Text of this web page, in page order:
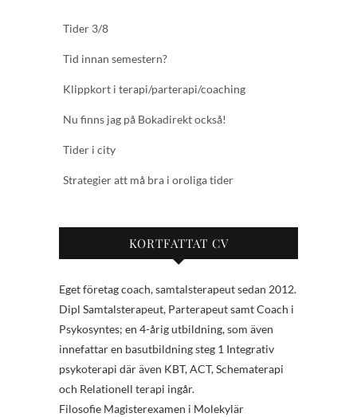
Tider 3/8
Tid innan semestern?
Klippkort i terapi/parterapi/coaching
Nu finns jag på Bokadirekt också!
Tider i city
Strategier att må bra i oroliga tider
KORTFATTAT CV
Eget företag coach, samtalsterapeut sedan 2012.
Dipl Samtalsterapeut, Parterapeut samt Coach i
Psykosyntes; en 4-årig utbildning, som även
innefattar en basutbildning steg 1 Integrativ
psykoterapi där även KBT, ACT, Schematerapi
och Relationell terapi ingår.
Filosofie Magisterexamen i Molekylär